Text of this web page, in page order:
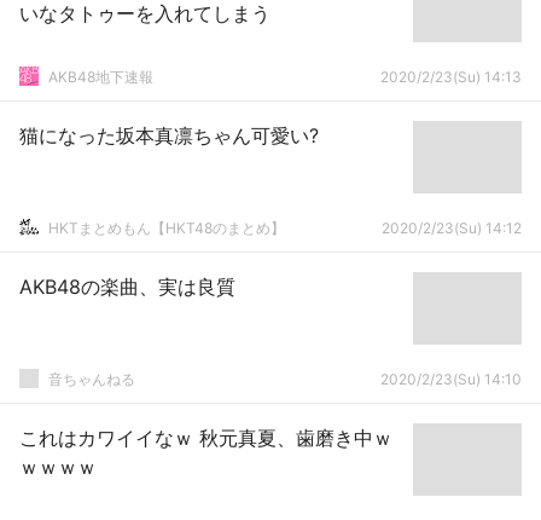
いなタトゥーを入れてしまう
AKB48地下速報 2020/2/23(Su) 14:13
猫になった坂本真凛ちゃん可愛い?
HKTまとめもん【HKT48のまとめ】 2020/2/23(Su) 14:12
AKB48の楽曲、実は良質
音ちゃんねる 2020/2/23(Su) 14:10
これはカワイイなｗ 秋元真夏、歯磨き中ｗ
ｗｗｗｗ